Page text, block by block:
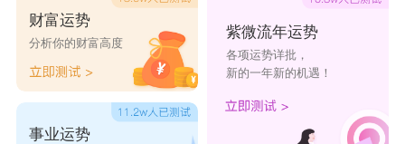
星座乐原创文章，转载需注明出处
财富运势
分析你的财富高度
事业运势
紫微流年运势
各项运势详批，
新的一年新的机遇！